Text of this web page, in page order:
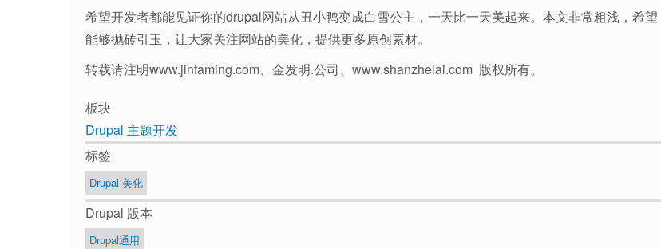
希望开发者都能见证你的drupal网站从丑小鸭变成白雪公主，一天比一天美起来。本文非常粗浅，希望
能够抛砖引玉，让大家关注网站的美化，提供更多原创素材。
转载请注明www.jinfaming.com、金发明.公司、www.shanzhelai.com 版权所有。
板块
Drupal 主题开发
标签
Drupal 美化
Drupal 版本
Drupal通用